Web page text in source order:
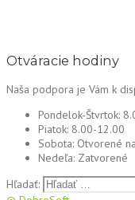
Otváracie hodiny
Naša podpora je Vám k
Pondelok-Štvrtok:
Piatok: 8.00-12.00
Sobota: Otvorené
Nedeľa: Zatvorené
Hľadať: